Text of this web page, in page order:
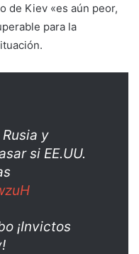
de Kiev «es aún peor,
para la
y
si EE.UU.
¡Invictos